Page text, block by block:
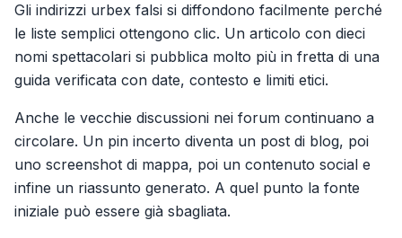
Gli indirizzi urbex falsi si diffondono facilmente perché
le liste semplici ottengono clic. Un articolo con dieci
nomi spettacolari si pubblica molto più in fretta di una
guida verificata con date, contesto e limiti etici.
Anche le vecchie discussioni nei forum continuano a
circolare. Un pin incerto diventa un post di blog, poi
uno screenshot di mappa, poi un contenuto social e
infine un riassunto generato. A quel punto la fonte
iniziale può essere già sbagliata.